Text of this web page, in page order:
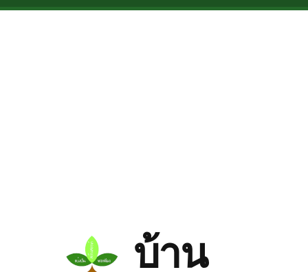
Skip to main content
บ้าน